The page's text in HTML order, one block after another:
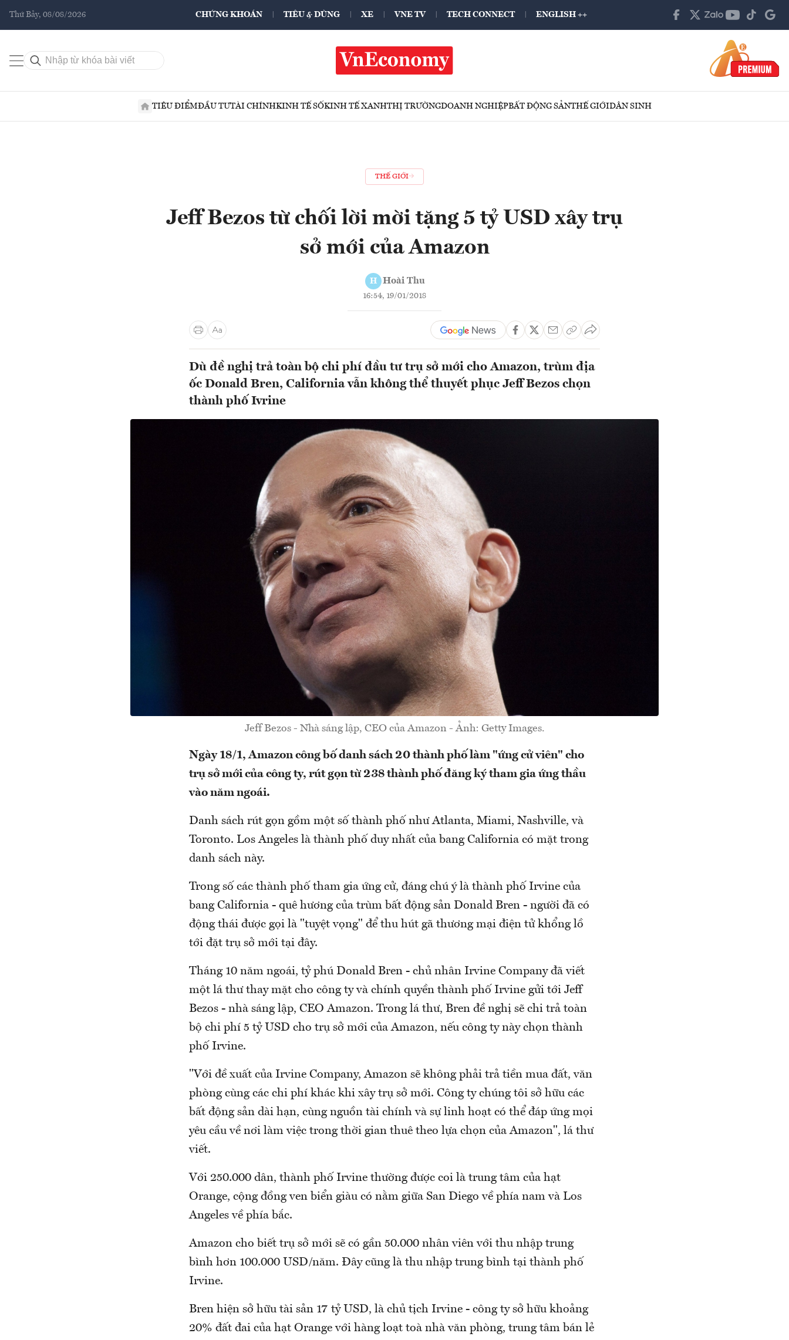
Thứ Bảy, 08/08/2026 CHỨNG KHOÁN TIÊU & DÙNG XE VNE TV TECH CONNECT ENGLISH ++
TIÊU ĐIỂMĐẦU TƯTÀI CHÍNHKINH TẾ SỐKINH TẾ XANHTHỊ TRƯỜNGDOANH NGHIỆPBẤT ĐỘNG SẢNTHẾ GIỚIDÂN SINH
THẾ GIỚI
Jeff Bezos từ chối lời mời tặng 5 tỷ USD xây trụ
sở mới của Amazon
H Hoài Thu
16:54, 19/01/2018
Dù đề nghị trả toàn bộ chi phí đầu tư trụ sở mới cho Amazon, trùm địa
ốc Donald Bren, California vẫn không thể thuyết phục Jeff Bezos chọn
thành phố Ivrine
Jeff Bezos - Nhà sáng lập, CEO của Amazon - Ảnh: Getty Images.
Ngày 18/1, Amazon công bố danh sách 20 thành phố làm "ứng cử viên" cho
trụ sở mới của công ty, rút gọn từ 238 thành phố đăng ký tham gia ứng thầu
vào năm ngoái.
Danh sách rút gọn gồm một số thành phố như Atlanta, Miami, Nashville, và
Toronto. Los Angeles là thành phố duy nhất của bang California có mặt trong
danh sách này.
Trong số các thành phố tham gia ứng cử, đáng chú ý là thành phố Irvine của
bang California - quê hương của trùm bất động sản Donald Bren - người đã có
động thái được gọi là "tuyệt vọng" để thu hút gã thương mại điện tử khổng lồ
tới đặt trụ sở mới tại đây.
Tháng 10 năm ngoái, tỷ phú Donald Bren - chủ nhân Irvine Company đã viết
một lá thư thay mặt cho công ty và chính quyền thành phố Irvine gửi tới Jeff
Bezos - nhà sáng lập, CEO Amazon. Trong lá thư, Bren đề nghị sẽ chi trả toàn
bộ chi phí 5 tỷ USD cho trụ sở mới của Amazon, nếu công ty này chọn thành
phố Irvine.
"Với đề xuất của Irvine Company, Amazon sẽ không phải trả tiền mua đất, văn
phòng cùng các chi phí khác khi xây trụ sở mới. Công ty chúng tôi sở hữu các
bất động sản dài hạn, cùng nguồn tài chính và sự linh hoạt có thể đáp ứng mọi
yêu cầu về nơi làm việc trong thời gian thuê theo lựa chọn của Amazon", lá thư
viết.
Với 250.000 dân, thành phố Irvine thường được coi là trung tâm của hạt
Orange, cộng đồng ven biển giàu có nằm giữa San Diego về phía nam và Los
Angeles về phía bắc.
Amazon cho biết trụ sở mới sẽ có gần 50.000 nhân viên với thu nhập trung
bình hơn 100.000 USD/năm. Đây cũng là thu nhập trung bình tại thành phố
Irvine.
Bren hiện sở hữu tài sản 17 tỷ USD, là chủ tịch Irvine - công ty sở hữu khoảng
20% đất đai của hạt Orange với hàng loạt toà nhà văn phòng, trung tâm bán lẻ